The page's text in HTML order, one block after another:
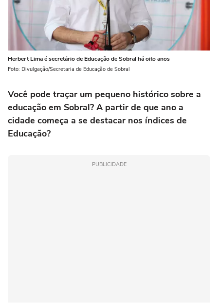
Herbert Lima é secretário de Educação de Sobral há oito anos
Foto: Divulgação/Secretaria de Educação de Sobral
Você pode traçar um pequeno histórico sobre a
educação em Sobral? A partir de que ano a
cidade começa a se destacar nos índices de
Educação?
PUBLICIDADE